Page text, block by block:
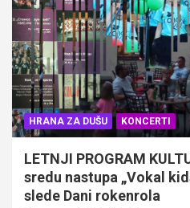
HRANA ZA DUŠU KONCERTI
LETNJI PROGRAM
sredu nastupa „Vokal
slede Dani rokenrola